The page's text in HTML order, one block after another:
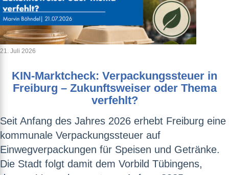
21. Juli 2026
KIN-Marktcheck: Verpackungssteuer in
Freiburg – Zukunftsweiser oder Thema
verfehlt?
Seit Anfang des Jahres 2026 erhebt Freiburg eine
kommunale Verpackungssteuer auf
Einwegverpackungen für Speisen und Getränke.
Die Stadt folgt damit dem Vorbild Tübingens,